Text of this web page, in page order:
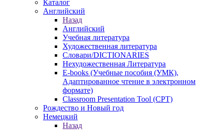
Каталог
Английский
Назад
Английский
Учебная литература
Художественная литература
Словари/DICTIONARIES
Нехудожественная Литература
E-books (Учебные пособия (УМК),
Адаптированное чтение в электронном
формате)
Classroom Presentation Tool (CPT)
Рождество и Новый год
Немецкий
Назад